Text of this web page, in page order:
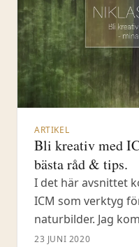
ARTIKEL
Bli kreativ med
bästa råd & tips.
I det här avsnittet
ICM som verktyg
naturbilder. Jag
råd & tips för att du
23 JUNI 2020